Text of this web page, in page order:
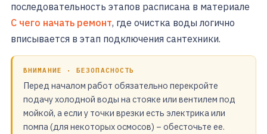
последовательность этапов расписана в материале
С чего начать ремонт, где очистка воды логично
вписывается в этап подключения сантехники.
ВНИМАНИЕ · БЕЗОПАСНОСТЬ
Перед началом работ обязательно перекройте
подачу холодной воды на стояке или вентилем под
мойкой, а если у точки врезки есть электрика или
помпа (для некоторых осмосов) – обесточьте ее.